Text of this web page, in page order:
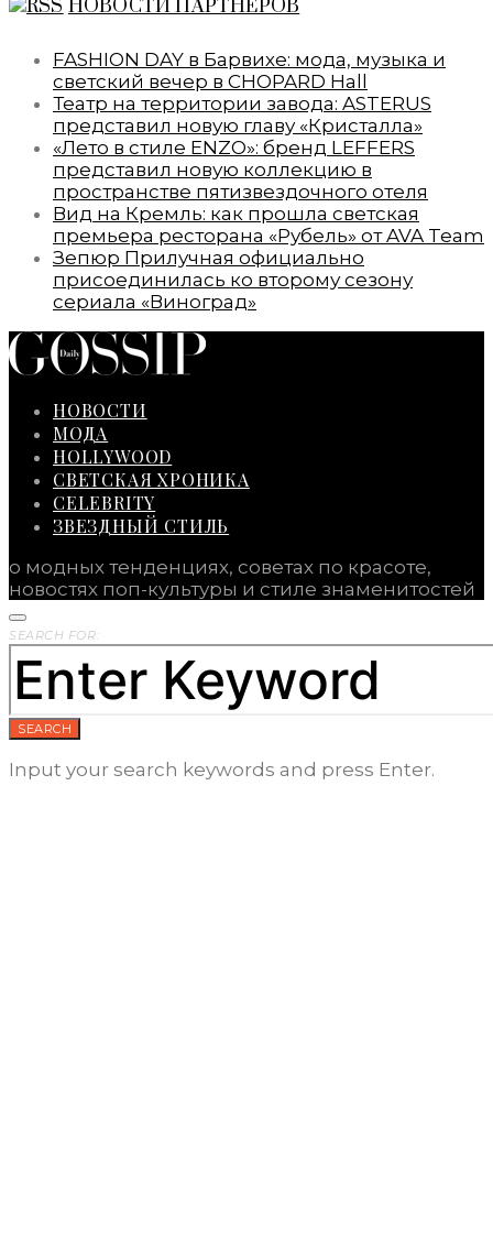
НОВОСТИ ПАРТНЕРОВ
FASHION DAY в Барвихе: мода, музыка и
светский вечер в CHOPARD Hall
Театр на территории завода: ASTERUS
представил новую главу «Кристалла»
«Лето в стиле ENZO»: бренд LEFFERS
представил новую коллекцию в
пространстве пятизвездочного отеля
Вид на Кремль: как прошла светская
премьера ресторана «Рубель» от AVA Team
Зепюр Прилучная официально
присоединилась ко второму сезону
сериала «Виноград»
НОВОСТИ
МОДА
HOLLYWOOD
СВЕТСКАЯ ХРОНИКА
CELEBRITY
ЗВЕЗДНЫЙ СТИЛЬ
о модных тенденциях, советах по красоте,
новостях поп-культуры и стиле знаменитостей
SEARCH FOR:
SEARCH
Input your search keywords and press Enter.